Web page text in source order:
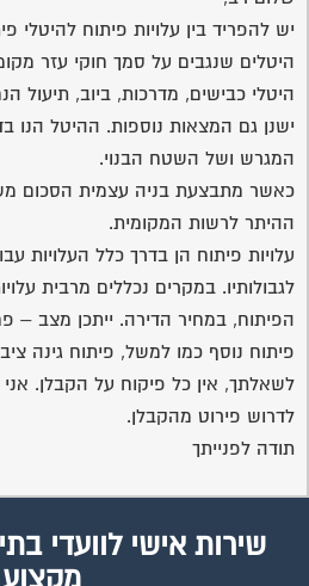
יש להפריד בין עלויות פיתוח להיטלי
היטלים שנגבים על סמך חוקי עזר
היטלי כבישים, מדרכות, ביוב, תיעול
ישנן גם המצאות נוספות. ההיטל הנו
המגרש ושל השטח הבנוי.
כאשר מתבצעת בניה עצמית הסכום
ההיתר לרשות המקומית.
עלויות פיתוח הן בדרך כלל העלויות
לגבולותיו. במקרים נכללים מרבית
הפיתוח, במחיר הדירה. ייתכן מצב –
פיתוח נוסף כמו למשל, פיתוח גינה
לשאלתך, אין כל פיקוח על הקבלן. אני
לדרוש פירוט מהקבלן.
תודה לפנייתך
שירות אישי לוועדי
מקצוע